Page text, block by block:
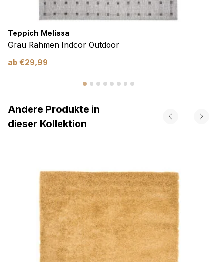
Teppich Melissa
Grau Rahmen Indoor Outdoor
ab €29,99
Andere Produkte in
dieser Kollektion